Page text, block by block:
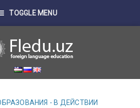
TOGGLE MENU
- В ДЕЙСТВИИ